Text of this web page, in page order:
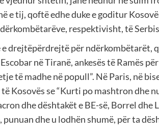
e tij, qoftë edhe duke e goditur
respektivisht, të
drejtëpërdrejtë për ndërkombëtarët,
në Tiranë, ankesës të Ramës
të madhe në popull”. Në Paris, në
Kosovës se “Kurti po mashtron dhe
dhe dështakët e BE-së, Borrel dhe
dhe u lodhën shumë, për ta